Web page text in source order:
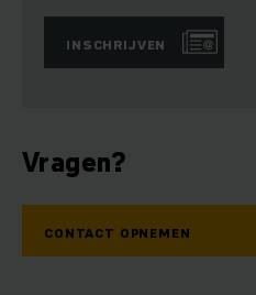
INSCHRIJVEN
Vragen?
CONTACT OPNEMEN